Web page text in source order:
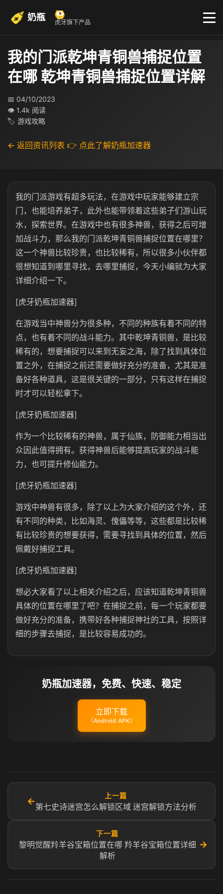
奶瓶 虎牙旗下产品
我的门派乾坤青铜兽捕捉位置
在哪 乾坤青铜兽捕捉位置详解
📅 04/10/2023
👁 1.4k 阅读
🏷 游戏攻略
← 返回资讯列表 👉 点此了解奶瓶加速器
我的门派游戏有超多玩法，在游戏中玩家能够建立宗
门，也能培养弟子，此外也能带领着这些弟子们游山玩
水，探索世界。在游戏中也有很多神兽，获得之后可增
加战斗力，那么我的门派乾坤青铜兽捕捉位置在哪里？
这一个神兽比较珍贵，也比较稀有，所以很多小伙伴都
很想知道到哪里寻找，去哪里捕捉，今天小编就为大家
详细介绍一下。
[虎牙奶瓶加速器]
在游戏当中神兽分为很多种，不同的种族有着不同的特
点，也有着不同的战斗能力。其中乾坤青铜兽，是比较
稀有的，想要捕捉可以来到无妄之海，除了找到具体位
置之外，在捕捉之前还需要做好充分的准备，尤其是准
备好各种道具，这是很关键的一部分，只有这样在捕捉
时才可以轻松拿下。
[虎牙奶瓶加速器]
作为一个比较稀有的神兽，属于仙族，防御能力相当出
众因此值得拥有。获得神兽后能够提高玩家的战斗能
力，也可提升修仙能力。
[虎牙奶瓶加速器]
游戏中神兽有很多，除了以上为大家介绍的这个外，还
有不同的种类，比如海灵、傀儡等等，这些都是比较稀
有比较珍贵的想要获得，需要寻找到具体的位置，然后
佩戴好捕捉工具。
[虎牙奶瓶加速器]
想必大家看了以上相关介绍之后，应该知道乾坤青铜兽
具体的位置在哪里了吧？在捕捉之前，每一个玩家都要
做好充分的准备，携带好各种捕捉神社的工具，按照详
细的步骤去捕捉，是比较容易成功的。
奶瓶加速器，免费、快速、稳定
立即下载
（Android APK）
←
上一篇
第七史诗迷宫怎么解锁区域 迷宫解锁方法分析
下一篇
黎明觉醒羚羊谷宝箱位置在哪 羚羊谷宝箱位置详细
解析
→